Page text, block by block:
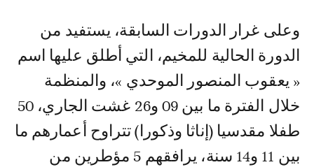
وعلى غرار الدورات السابقة، يستفيد من
الدورة الحالية للمخيم، التي أطلق عليها اسم
« يعقوب المنصور الموحدي »، والمنظمة
خلال الفترة ما بين 09 و26 غشت الجاري، 50
طفلا مقدسيا (إناثا وذكورا) تتراوح أعمارهم ما
بين 11 و14 سنة، يرافقهم 5 مؤطرين من